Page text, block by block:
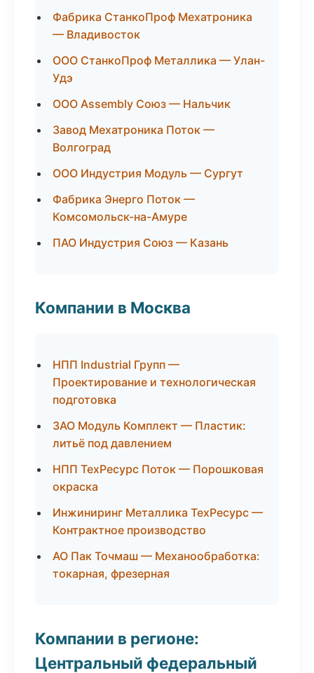
Фабрика СтанкоПроф Мехатроника
— Владивосток
ООО СтанкоПроф Металлика — Улан-
Удэ
ООО Assembly Союз — Нальчик
Завод Мехатроника Поток —
Волгоград
ООО Индустрия Модуль — Сургут
Фабрика Энерго Поток —
Комсомольск-на-Амуре
ПАО Индустрия Союз — Казань
Компании в Москва
НПП Industrial Групп —
Проектирование и технологическая
подготовка
ЗАО Модуль Комплект — Пластик:
литьё под давлением
НПП ТехРесурс Поток — Порошковая
окраска
Инжиниринг Металлика ТехРесурс —
Контрактное производство
АО Пак Точмаш — Механообработка:
токарная, фрезерная
Компании в регионе:
Центральный федеральный